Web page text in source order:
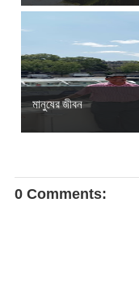
মানুষের জীবন
0 Comments: